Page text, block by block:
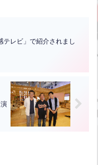
テレビ」で紹介されまし